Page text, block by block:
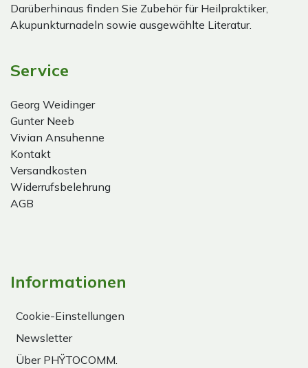
Darüberhinaus finden Sie Zubehör für Heilpraktiker,
Akupunkturnadeln sowie ausgewählte Literatur.
Service
Georg Weidinger
Gunter Neeb
Vivian Ansuhenne
Kontakt
Versandkosten
Widerrufsbelehrung
AGB
Informationen
Cookie-Einstellungen
Newsletter
Über PHŸTOCOMM.